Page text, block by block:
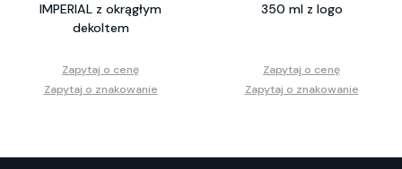
IMPERIAL z okrągłym
dekoltem
Zapytaj o cenę
Zapytaj o znakowanie
350 ml z logo
Zapytaj o cenę
Zapytaj o znakowanie